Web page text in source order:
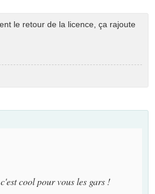
le retour de la licence, ça rajoute
cool pour vous les gars !